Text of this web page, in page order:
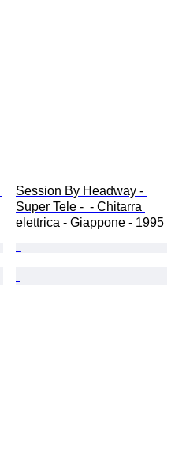
Session By Headway -
Super Tele -  - Chitarra
elettrica - Giappone - 1995